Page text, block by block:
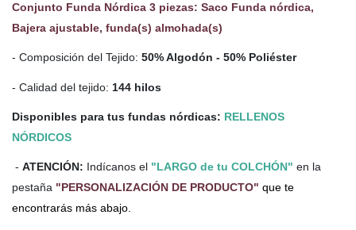
Conjunto Funda Nórdica 3 piezas: Saco Funda nórdica,
Bajera ajustable, funda(s) almohada(s)
- Composición del Tejido: 50% Algodón - 50% Poliéster
- Calidad del tejido: 144 hilos
Disponibles para tus fundas nórdicas: RELLENOS
NÓRDICOS
- ATENCIÓN: Indícanos el "LARGO de tu COLCHÓN" en la
pestaña "PERSONALIZACIÓN DE PRODUCTO" que te
encontrarás más abajo.